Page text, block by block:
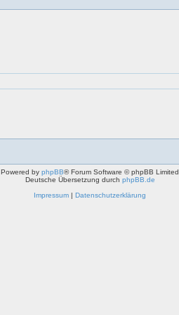
Powered by phpBB® Forum Software © phpBB Limited
Deutsche Übersetzung durch phpBB.de
Impressum | Datenschutzerklärung